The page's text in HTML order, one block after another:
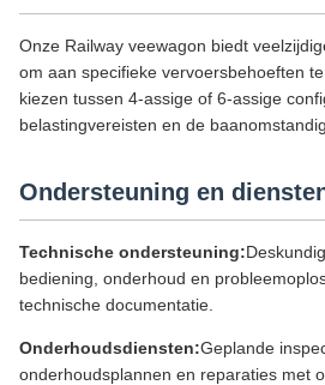
Onze Railway veewagon biedt
om aan specifieke vervoersbehoeften
kiezen tussen 4-assige of 6-assige
belastingvereisten en de
Ondersteuning en
Technische ondersteuning:
bediening, onderhoud en
technische documentatie.
Onderhoudsdiensten:Geplande
onderhoudsplannen en reparaties met